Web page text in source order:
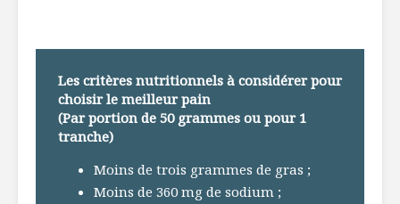
Les critères nutritionnels à considérer pour
choisir le meilleur pain
(Par portion de 50 grammes ou pour 1
tranche)
Moins de trois grammes de gras ;
Moins de 360 mg de sodium ;